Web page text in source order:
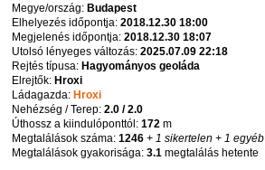
Megye/ország:Budapest
Elhelyezés időpontja:2018.12.30 18:00
Megjelenés időpontja:2018.12.30 18:07
Utolsó lényeges változás:2025.07.09 22:18
Rejtés típusa:Hagyományos geoláda
Elrejtők:Hroxi
Ládagazda:Hroxi
Nehézség / Terep:2.0 / 2.0
Úthossz a kiindulóponttól:172 m
Megtalálások száma:1246 + 1 sikertelen + 1 egyéb
Megtalálások gyakorisága:3.1 megtalálás hetente